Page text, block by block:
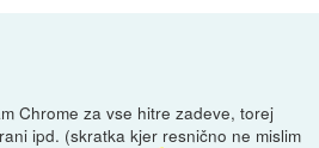
Chrome za vse hitre zadeve, torej
ipd. (skratka kjer resnično ne mislim